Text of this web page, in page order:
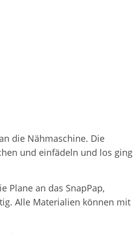
die Nähmaschine. Die
und einfädeln und los ging
Plane an das SnapPap,
Alle Materialien können mit